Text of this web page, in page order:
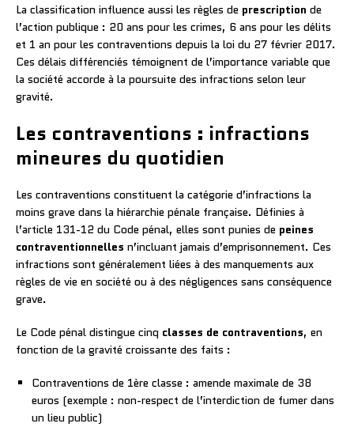
La classification influence aussi les règles de prescription de
l’action publique : 20 ans pour les crimes, 6 ans pour les délits
et 1 an pour les contraventions depuis la loi du 27 février 2017.
Ces délais différenciés témoignent de l’importance variable que
la société accorde à la poursuite des infractions selon leur
gravité.
Les contraventions : infractions
mineures du quotidien
Les contraventions constituent la catégorie d’infractions la
moins grave dans la hiérarchie pénale française. Définies à
l’article 131-12 du Code pénal, elles sont punies de peines
contraventionnelles n’incluant jamais d’emprisonnement. Ces
infractions sont généralement liées à des manquements aux
règles de vie en société ou à des négligences sans conséquence
grave.
Le Code pénal distingue cinq classes de contraventions, en
fonction de la gravité croissante des faits :
Contraventions de 1ère classe : amende maximale de 38
euros (exemple : non-respect de l’interdiction de fumer dans
un lieu public)